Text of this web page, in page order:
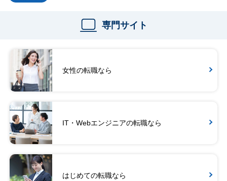
専門サイト
女性の転職なら
IT・Webエンジニアの転職なら
はじめての転職なら